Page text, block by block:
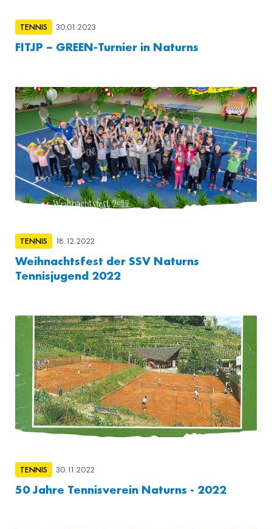
TENNIS 30.01.2023
FITJP – GREEN-Turnier in Naturns
TENNIS 18.12.2022
Weihnachtsfest der SSV Naturns
Tennisjugend 2022
TENNIS 30.11.2022
50 Jahre Tennisverein Naturns - 2022